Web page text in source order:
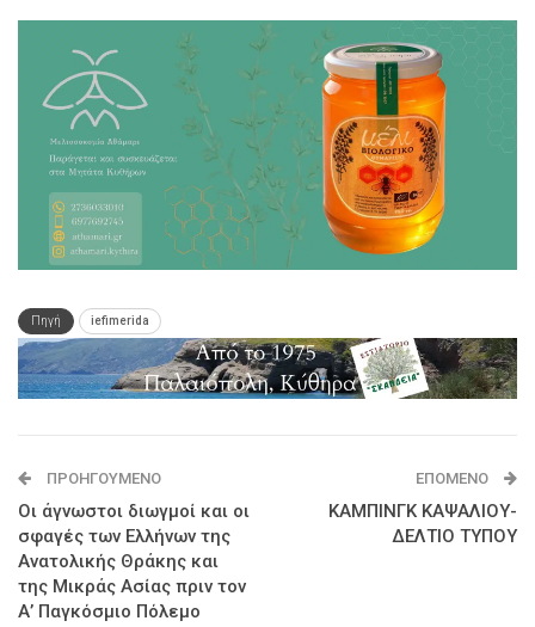
Πηγή iefimerida
ΠΡΟΗΓΟΎΜΕΝΟ
Οι άγνωστοι διωγμοί και οι
σφαγές των Ελλήνων της
Ανατολικής Θράκης και
της Μικράς Ασίας πριν τον
Α’ Παγκόσμιο Πόλεμο
ΕΠΌΜΕΝΟ
ΚΑΜΠΙΝΓΚ ΚΑΨΑΛΙΟΥ-
ΔΕΛΤΙΟ ΤΥΠΟΥ